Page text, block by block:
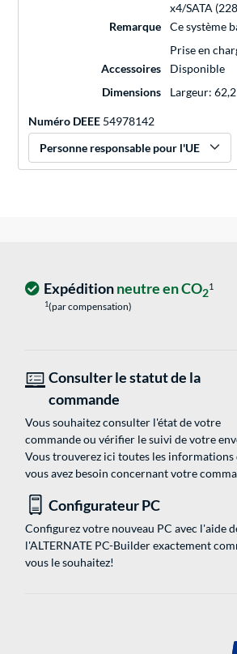
x4/SATA
Remarque
Ce système
Prise en
Accessoires
Disponible
Dimensions
Largeur:
Numéro DEEE 54978142
Personne responsable pour l'UE
Expéditionneutre en CO21
1(par compensation)
Consulter le statut de la
commande
Vous souhaitez consulter l'état de votre
commande ou vérifier le suivi de votre
Vous trouverez ici toutes les informations
vous avez besoin concernant votre
Configurateur PC
Configurez votre nouveau PC avec l'aide
l'ALTERNATE PC-Builder exactement
vous le souhaitez!